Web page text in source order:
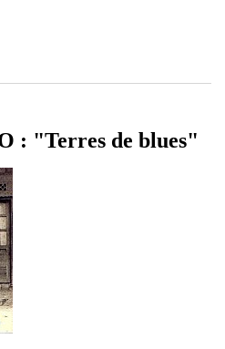
: "Terres de blues"